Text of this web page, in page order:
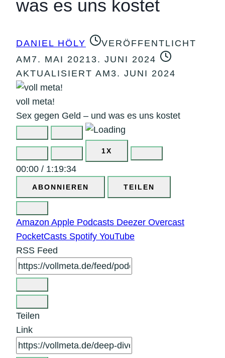
was es uns kostet
DANIEL HÖLY
VERÖFFENTLICHT
AM 7. MAI 2021 3. JUNI 2024
AKTUALISIERT AM 3. JUNI 2024
voll meta!
Sex gegen Geld – und was es uns kostet
1X
00:00 / 1:19:34
ABONNIEREN TEILEN
Amazon Apple Podcasts Deezer Overcast
PocketCasts Spotify YouTube
RSS Feed
Teilen
Link